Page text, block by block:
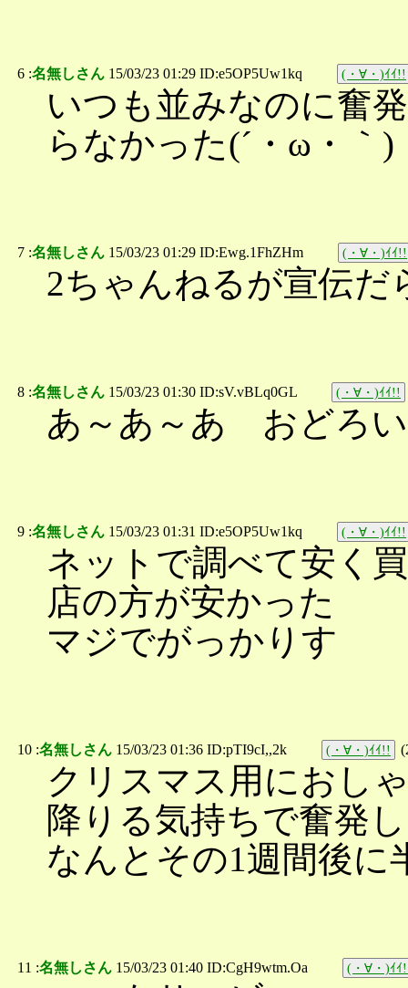
6 :名無しさん 15/03/23 01:29 ID:e5OP5Uw1kq (・∀・)ｲｲ!!
いつも並みなのに奮
らなかった(´・ω・｀)
7 :名無しさん 15/03/23 01:29 ID:Ewg.1FhZHm (・∀・)ｲｲ!!
2ちゃんねるが宣伝だ
8 :名無しさん 15/03/23 01:30 ID:sV.vBLq0GL (・∀・)ｲｲ!!
あ～あ～あ おどろ
9 :名無しさん 15/03/23 01:31 ID:e5OP5Uw1kq (・∀・)ｲｲ!!
ネットで調べて安く
店の方が安かった
マジでがっかりす
10 :名無しさん 15/03/23 01:36 ID:pTI9cI,,2k (・∀・)ｲｲ!! (
クリスマス用におし
降りる気持ちで奮発
なんとその1週間後に
11 :名無しさん 15/03/23 01:40 ID:CgH9wtm.Oa (・∀・)ｲｲ